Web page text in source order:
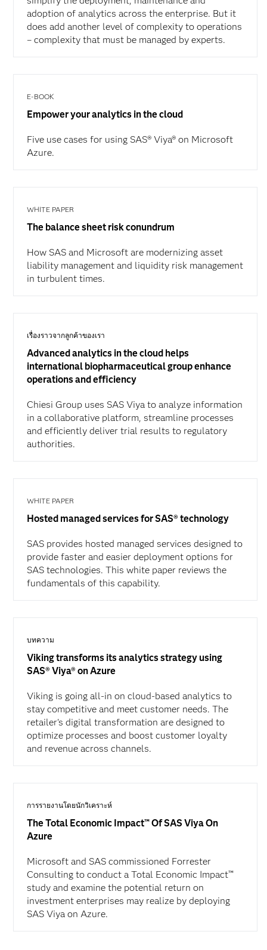
adoption of analytics across the enterprise. But it
does add another level of complexity to operations
– complexity that must be managed by experts.
E-BOOK
Empower your analytics in the cloud
Five use cases for using SAS® Viya® on Microsoft
Azure.
WHITE PAPER
The balance sheet risk conundrum
How SAS and Microsoft are modernizing asset
liability management and liquidity risk management
in turbulent times.
เรื่องราวจากลูกค้าของเรา
Advanced analytics in the cloud helps
international biopharmaceutical group enhance
operations and efficiency
Chiesi Group uses SAS Viya to analyze information
in a collaborative platform, streamline processes
and efficiently deliver trial results to regulatory
authorities.
WHITE PAPER
Hosted managed services for SAS® technology
SAS provides hosted managed services designed to
provide faster and easier deployment options for
SAS technologies. This white paper reviews the
fundamentals of this capability.
บทความ
Viking transforms its analytics strategy using
SAS® Viya® on Azure
Viking is going all-in on cloud-based analytics to
stay competitive and meet customer needs. The
retailer's digital transformation are designed to
optimize processes and boost customer loyalty
and revenue across channels.
การรายงานโดยนักวิเคราะห์
The Total Economic Impact™ Of SAS Viya On
Azure
Microsoft and SAS commissioned Forrester
Consulting to conduct a Total Economic Impact™
study and examine the potential return on
investment enterprises may realize by deploying
SAS Viya on Azure.